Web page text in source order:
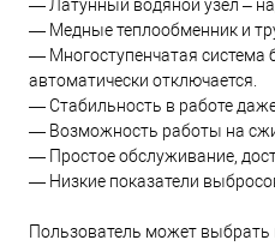
— Латунный водяной узел –
— Медные теплообменник и
— Многоступенчатая система
автоматически отключается.
— Стабильность в работе
— Возможность работы на
— Простое обслуживание,
— Низкие показатели
Пользователь может выбрать